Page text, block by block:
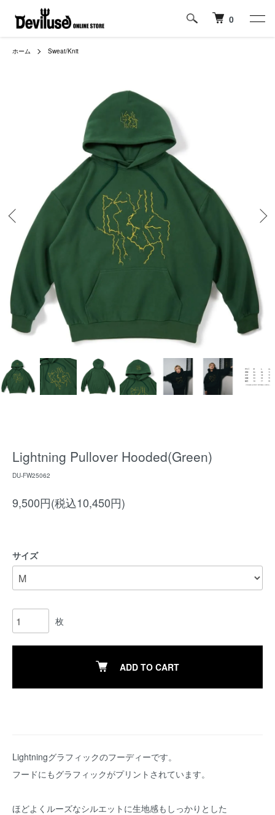
0
ホーム Sweat/Knit
Lightning Pullover Hooded(Green)
DU-FW25062
9,500円(税込10,450円)
サイズ
枚
ADD TO CART
Lightningグラフィックのフーディーです。
フードにもグラフィックがプリントされています。
ほどよくルーズなシルエットに生地感もしっかりとした